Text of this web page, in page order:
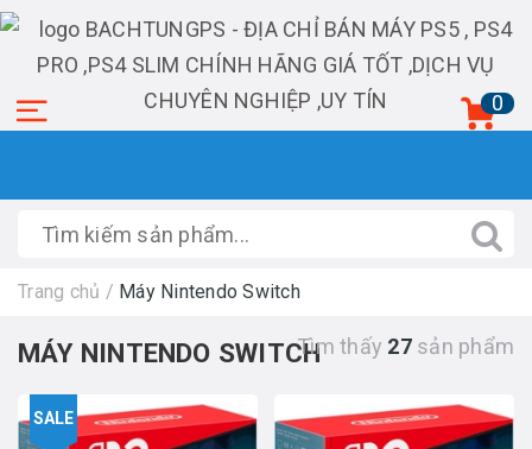
0
Trang chủ / Máy Nintendo Switch
MÁY NINTENDO SWITCHTìm thấy 27sản phẩm
SALE